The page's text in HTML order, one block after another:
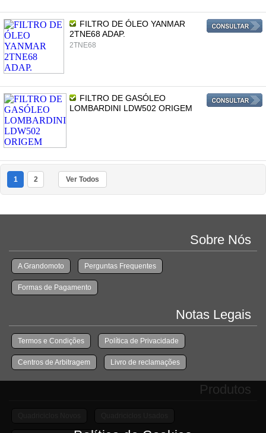
FILTRO DE ÓLEO YANMAR
2TNE68 ADAP.
2TNE68
FILTRO DE GASÓLEO
LOMBARDINI LDW502 ORIGEM
1 2 Ver Todos
Sobre Nós
A Grandomoto Perguntas Frequentes
Formas de Pagamento
Notas Legais
Termos e Condições Política de Privacidade
Centros de Arbitragem Livro de reclamações
Produtos